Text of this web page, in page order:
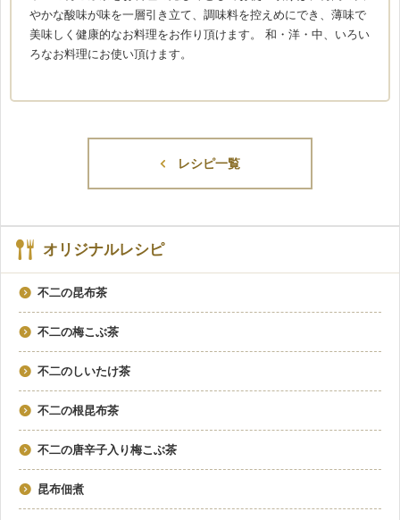
やかな酸味が味を一層引き立て、調味料を控えめにでき、薄味で
美味しく健康的なお料理をお作り頂けます。 和・洋・中、いろい
ろなお料理にお使い頂けます。
レシピ一覧
オリジナルレシピ
不二の昆布茶
不二の梅こぶ茶
不二のしいたけ茶
不二の根昆布茶
不二の唐辛子入り梅こぶ茶
昆布佃煮